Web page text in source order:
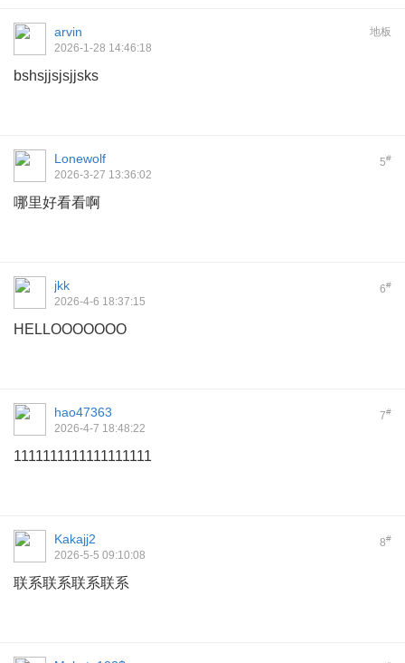
地板
arvin
2026-1-28 14:46:18
bshsjjsjsjjsks
5#
Lonewolf
2026-3-27 13:36:02
哪里好看看啊
6#
jkk
2026-4-6 18:37:15
HELLOOOOOOO
7#
hao47363
2026-4-7 18:48:22
1111111111111111111
8#
Kakajj2
2026-5-5 09:10:08
联系联系联系联系